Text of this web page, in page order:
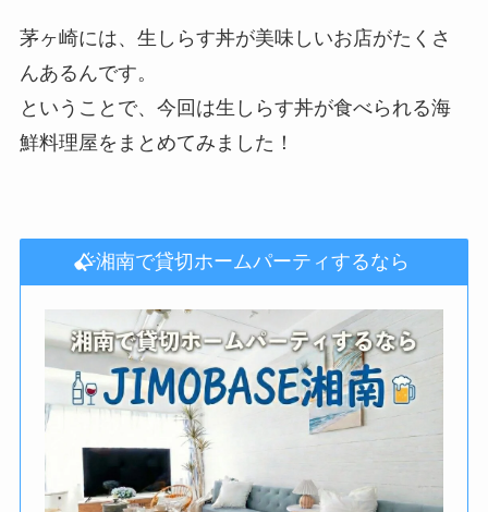
茅ヶ崎には、生しらす丼が美味しいお店がたくさ
んあるんです。
ということで、今回は生しらす丼が食べられる海
鮮料理屋をまとめてみました！
湘南で貸切ホームパーティするなら